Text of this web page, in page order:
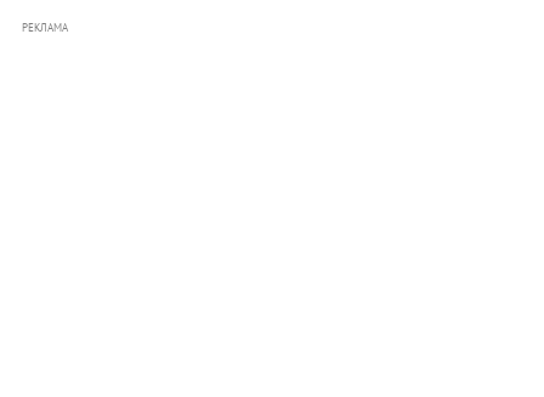
РЕКЛАМА